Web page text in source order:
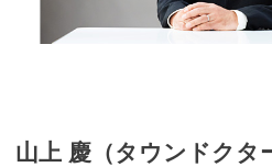
山上 慶（タウンドクタ